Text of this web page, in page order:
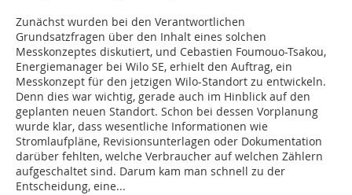
Zunächst wurden bei den Verantwortlichen
Grundsatzfragen über den Inhalt eines solchen
Messkonzeptes diskutiert, und Cebastien Foumouo-Tsakou,
Energiemanager bei Wilo SE, erhielt den Auftrag, ein
Messkonzept ­für den jetzigen Wilo-Standort zu entwickeln.
Denn dies war wichtig, gerade auch im Hinblick auf den
geplanten neuen Standort. Schon bei dessen Vorplanung
wurde klar, dass wesentliche Informationen wie
Stromlaufpläne, ­Revisionsunterlagen oder Dokumentation
darüber fehlten, welche Verbraucher auf welchen Zählern
aufgeschaltet sind. Darum kam man schnell zu der
Entscheidung, eine...